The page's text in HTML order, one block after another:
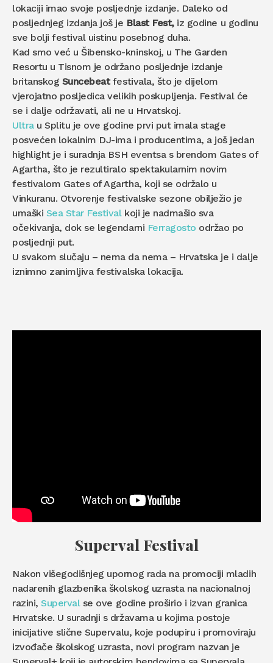
lokaciji imao svoje posljednje izdanje. Daleko od
posljednjeg izdanja još je Blast Fest,iz godine u godinu
sve bolji festival uistinu posebnog duha.
Kad smo već u Šibensko-kninskoj, u The Garden
Resortu u Tisnom je održano posljednje izdanje
britanskog Suncebeatfestivala, što je dijelom
vjerojatno posljedica velikih poskupljenja. Festival će
se i dalje održavati, ali ne u Hrvatskoj.
Ultrau Splitu je ove godine prvi put imala stage
posvećen lokalnim DJ-ima i producentima, a još jedan
highlight je i suradnja BSH eventsa s brendom Gates of
Agartha, što je rezultiralo spektakularnim novim
festivalom Gates of Agartha, koji se održalo u
Vinkuranu. Otvorenje festivalske sezone obilježio je
umaški Sea Star Festivalkoji je nadmašio sva
očekivanja, dok se legendarni Ferragosto održao po
posljednji put.
U svakom slučaju – nema da nema – Hrvatska je i dalje
iznimno zanimljiva festivalska lokacija.
Superval Festival
Nakon višegodišnjeg upornog rada na promociji mladih
nadarenih glazbenika školskog uzrasta na nacionalnoj
razini, Supervalse ove godine proširio i izvan granica
Hrvatske. U suradnji s državama u kojima postoje
inicijative slične Supervalu, koje podupiru i promoviraju
izvođače školskog uzrasta, novi program nazvan je